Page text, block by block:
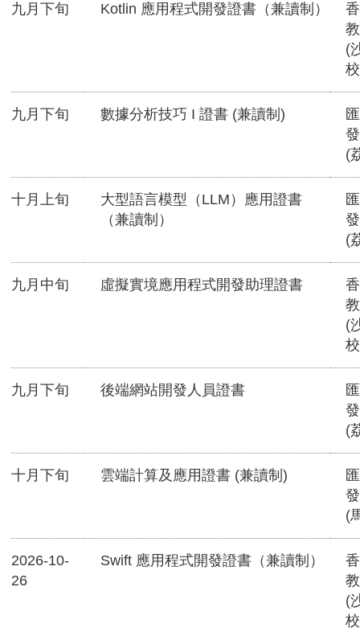
九月下旬 Kotlin 應用程式開發證書（兼讀制）
(
九月下旬 數據分析技巧 I 證書 (兼讀制)
(
十月上旬
大型語言模型（LLM）應用證書
（兼讀制）
(
九月中旬 虛擬實境應用程式開發助理證書
(
九月下旬 後端網站開發人員證書
(
十月下旬 雲端計算及應用證書 (兼讀制)
(
2026-10-
26
Swift 應用程式開發證書（兼讀制）
(